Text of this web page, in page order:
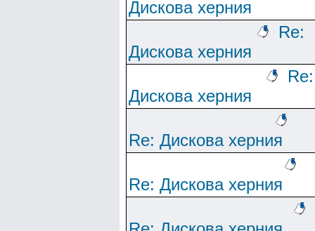
Дискова херния
Re:
Дискова херния
Re:
Дискова херния
Re: Дискова херния
Re: Дискова херния